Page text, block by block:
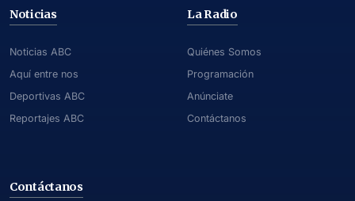
Noticias
Noticias ABC
Aquí entre nos
Deportivas ABC
Reportajes ABC
La Radio
Quiénes Somos
Programación
Anúnciate
Contáctanos
Contáctanos